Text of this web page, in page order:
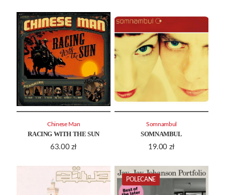
RACING WITH THE SUN
63.00 zł
Chinese Man
SOMNAMBUL
19.00 zł
Somnambul
POLECANE